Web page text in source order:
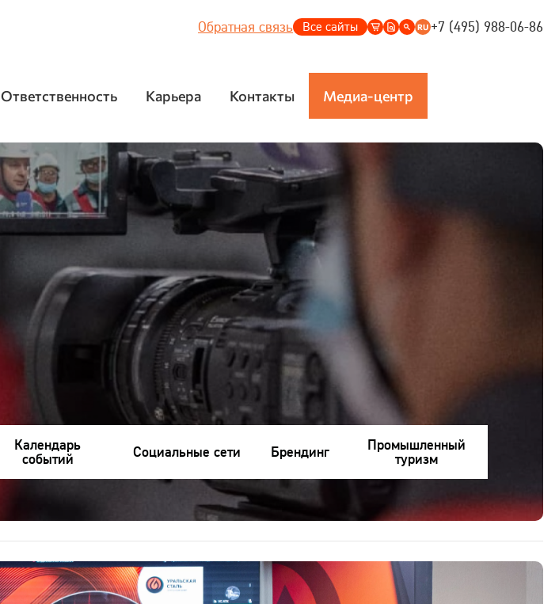
Обратная связь Все сайты RU
eng
+7 (495) 988-06-86
Ответственность Карьера Контакты Медиа-центр
Календарь
событий Социальные сети Брендинг Промышленный
туризм